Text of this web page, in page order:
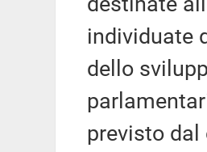
individuate
dello
previsto